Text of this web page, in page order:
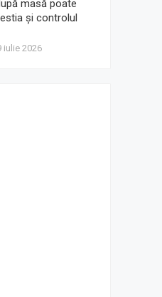
masă poate
și controlul
iulie 2026